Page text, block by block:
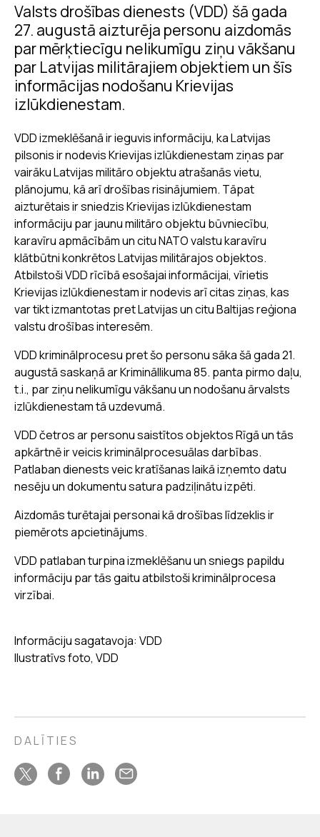
Valsts drošības dienests (VDD) šā gada
27. augustā aizturēja personu aizdomās
par mērķtiecīgu nelikumīgu ziņu vākšanu
par Latvijas militārajiem objektiem un šīs
informācijas nodošanu Krievijas
izlūkdienestam.
VDD izmeklēšanā ir ieguvis informāciju, ka Latvijas
pilsonis ir nodevis Krievijas izlūkdienestam ziņas par
vairāku Latvijas militāro objektu atrašanās vietu,
plānojumu, kā arī drošības risinājumiem. Tāpat
aizturētais ir sniedzis Krievijas izlūkdienestam
informāciju par jaunu militāro objektu būvniecību,
karavīru apmācībām un citu NATO valstu karavīru
klātbūtni konkrētos Latvijas militārajos objektos.
Atbilstoši VDD rīcībā esošajai informācijai, vīrietis
Krievijas izlūkdienestam ir nodevis arī citas ziņas, kas
var tikt izmantotas pret Latvijas un citu Baltijas reģiona
valstu drošības interesēm.
VDD kriminālprocesu pret šo personu sāka šā gada 21.
augustā saskaņā ar Krimināllikuma 85. panta pirmo daļu,
t.i., par ziņu nelikumīgu vākšanu un nodošanu ārvalsts
izlūkdienestam tā uzdevumā.
VDD četros ar personu saistītos objektos Rīgā un tās
apkārtnē ir veicis kriminālprocesuālas darbības.
Patlaban dienests veic kratīšanas laikā izņemto datu
nesēju un dokumentu satura padziļinātu izpēti.
Aizdomās turētajai personai kā drošības līdzeklis ir
piemērots apcietinājums.
VDD patlaban turpina izmeklēšanu un sniegs papildu
informāciju par tās gaitu atbilstoši kriminālprocesa
virzībai.
Informāciju sagatavoja: VDD
Ilustratīvs foto, VDD
DALĪTIES